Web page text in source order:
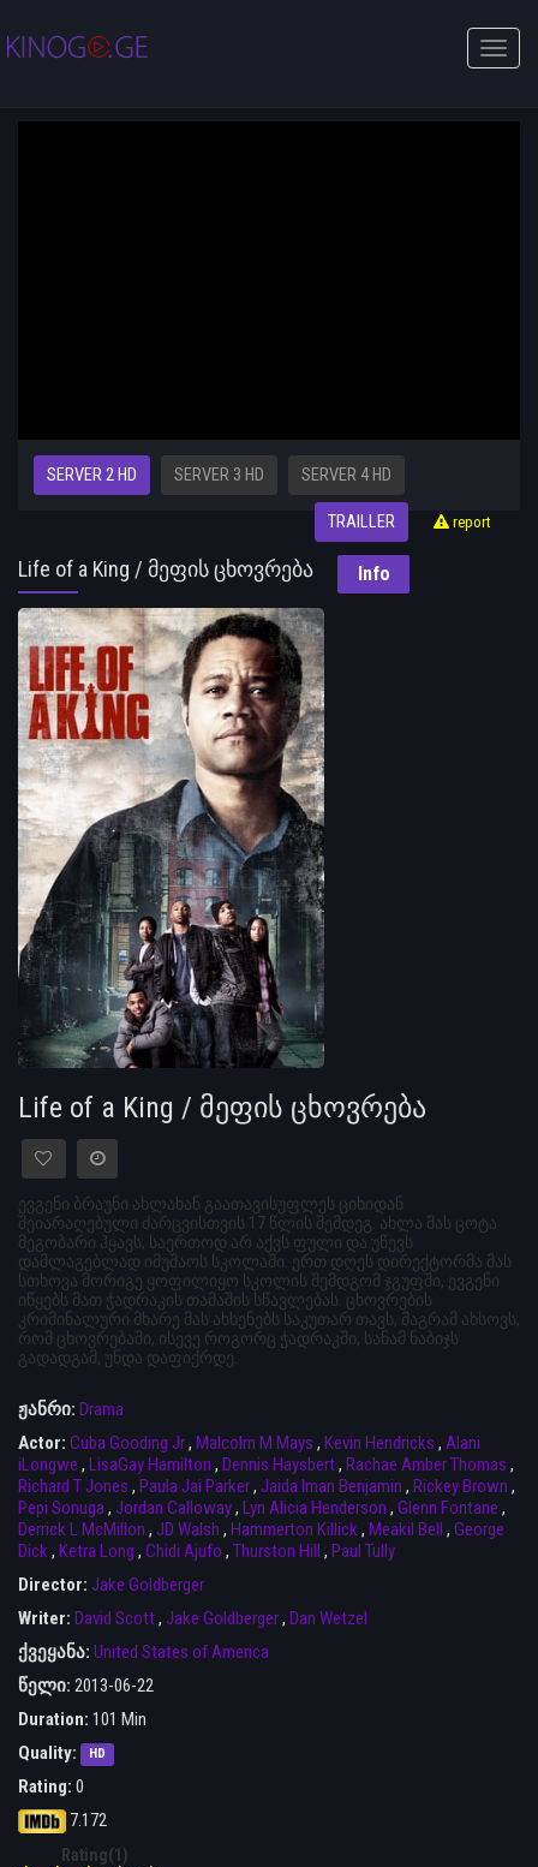
Toggle
SERVER 2 HD SERVER 3 HD SERVER 4 HD
TRAILLER report
Life of a King / მეფის ცხოვრება Info
Life of a King / მეფის ცხოვრება
ევგენი ბრაუნი ახლახან გაათავისუფლეს ციხიდან
შეიარაღებული ძარცვისთვის 17 წლის შემდეგ. ახლა მას ცოტა
მეგობარი ჰყავს, საერთოდ არ აქვს ფული და უწევს
დამლაგებლად იმუშაოს სკოლაში. ერთ დღეს დირექტორმა მას
სთხოვა მორიგე ყოფილიყო სკოლის შემდგომ ჯგუფში, ევგენი
იწყებს მათ ჭადრაკის თამაშის სწავლებას. ცხოვრების
კრიმინალური მხარე მას ახსენებს საკუთარ თავს, მაგრამ ახსოვს,
რომ ცხოვრებაში, ისევე როგორც ჭადრაკში, სანამ ნაბიჯს
გადადგამ, უნდა დაფიქრდე.
ჟანრი: Drama
Actor: Cuba Gooding Jr, Malcolm M Mays , Kevin Hendricks , Alani
iLongwe , LisaGay Hamilton , Dennis Haysbert, Rachae Amber Thomas ,
Richard T Jones , Paula Jai Parker, Jaida Iman Benjamin , Rickey Brown ,
Pepi Sonuga, Jordan Calloway, Lyn Alicia Henderson , Glenn Fontane ,
Derrick L McMillon , JD Walsh , Hammerton Killick , Meakil Bell , George
Dick , Ketra Long , Chidi Ajufo , Thurston Hill , Paul Tully
Director: Jake Goldberger
Writer: David Scott, Jake Goldberger, Dan Wetzel
ქვეყანა: United States of America
წელი: 2013-06-22
Duration: 101 Min
Quality:
HD
Rating: 0
7.172
Rating(1)